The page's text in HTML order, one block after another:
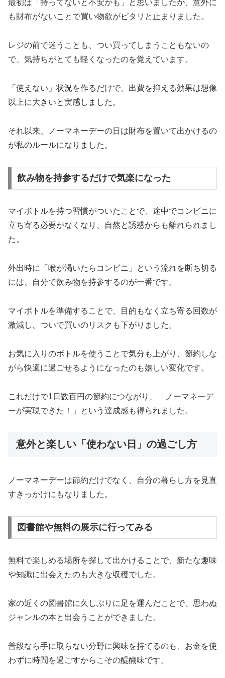
最初は「持ってないと不安かも」と思いましたが、意外に
も財布がないことで買い物欲がピタリと止まりました。
レジの前で迷うことも、つい買ってしまうこともないの
で、気持ちがとても軽くなったのを覚えています。
「使えない」状況を作るだけで、出費を抑える効果は想像
以上に大きいと実感しました。
それ以来、ノーマネーデーの日は財布を置いて出かけるの
が私のルールになりました。
飲み物を持参するだけで気楽になった
マイボトルを持つ習慣がついたことで、途中でコンビニに
立ち寄る必要がなくなり、自然と誘惑からも離れられまし
た。
外出時に「喉が渇いたらコンビニ」という流れを断ち切る
には、自分で飲み物を持参するのが一番です。
マイボトルを準備することで、目的もなく立ち寄る回数が
激減し、ついで買いのリスクも下がりました。
お気に入りのボトルを使うことで気分も上がり、節約しな
がら快適に過ごせるようになったのも嬉しい変化です。
これだけで1日数百円の節約につながり、「ノーマネーデ
ーが実現できた！」という達成感も得られました。
意外と楽しい「使わない日」の過ごし方
ノーマネーデーは節約だけでなく、自分の暮らし方を見直
すきっかけにもなりました。
図書館や無料の展示に行ってみる
無料で楽しめる場所を探して出かけることで、新たな趣味
や知識に出会えたのも大きな収穫でした。
家の近くの図書館に久しぶりに足を運んだことで、思わぬ
ジャンルの本と出会うことができました。
普段なら手に取らない分野に興味を持てるのも、お金を使
わずに時間を過ごすからこその醍醐味です。